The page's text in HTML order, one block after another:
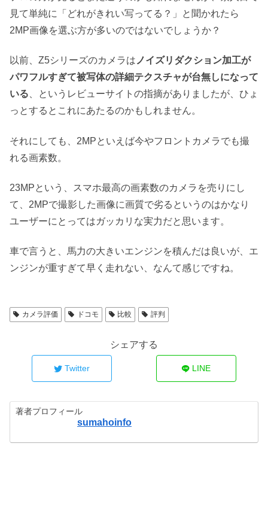
見て単純に「どれがきれい写ってる？」と聞かれたら
2MP画像を選ぶ方が多いのではないでしょうか？
以前、Z5シリーズのカメラは ノイズリダクション加工が
パワフルすぎて被写体の詳細テクスチャが台無しになって
いる 、というレビューサイトの指摘がありましたが、ひょ
っとするとこれにあたるのかもしれません。
それにしても、2MPといえば今やフロントカメラでも撮
れる画素数。
23MPという、スマホ最高の画素数のカメラを売りにし
て、2MPで撮影した画像に画質で劣るというのはかなり
ユーザーにとってはガッカリな実力だと思います。
車で言うと、馬力の大きいエンジンを積んだは良いが、エ
ンジンが重すぎて早く走れない、なんて感じですね。
カメラ評価 ドコモ 比較 評判
シェアする
Twitter LINE
著者プロフィール
sumahoinfo